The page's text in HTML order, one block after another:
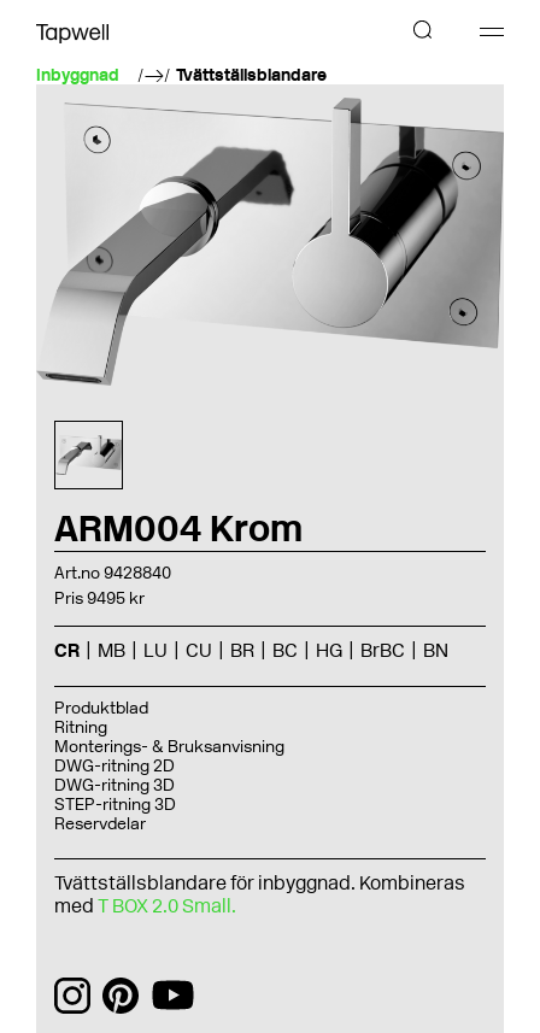
Inbyggnad Tvättställsblandare
ARM004 Krom
Art.no 9428840
Pris 9495 kr
CR MB LU CU BR BC HG BrBC BN
Produktblad
Ritning
Monterings- & Bruksanvisning
DWG-ritning 2D
DWG-ritning 3D
STEP-ritning 3D
Reservdelar
Tvättställsblandare för inbyggnad. Kombineras
med T BOX 2.0 Small.